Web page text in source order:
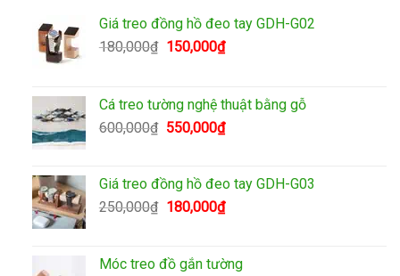
Giá treo đồng hồ đeo tay GDH-G02
180,000₫ Giá
180,000₫.
150,000₫Giá
là:
150,000₫.
Cá treo tường nghệ thuật bằng gỗ
600,000₫ Giá
600,000₫.
550,000₫Giá
là:
550,000₫.
Giá treo đồng hồ đeo tay GDH-G03
250,000₫ Giá
250,000₫.
180,000₫Giá
là:
Móc treo đồ gắn tường